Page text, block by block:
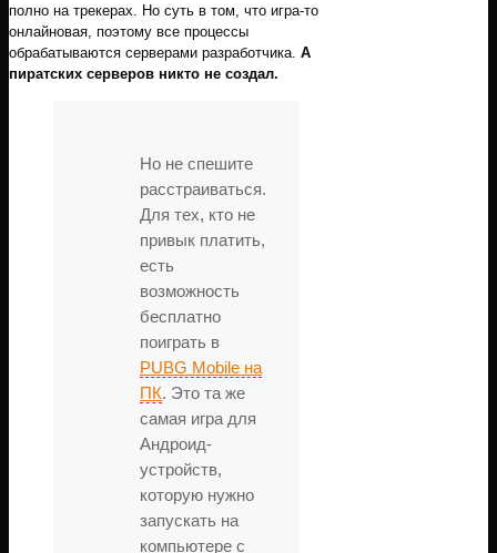
полно на трекерах. Но суть в том, что игра-то
онлайновая, поэтому все процессы
обрабатываются серверами разработчика. А
пиратских серверов никто не создал.
Но не спешите
расстраиваться.
Для тех, кто не
привык платить,
есть
возможность
бесплатно
поиграть в
PUBG Mobile на
ПК. Это та же
самая игра для
Андроид-
устройств,
которую нужно
запускать на
компьютере с